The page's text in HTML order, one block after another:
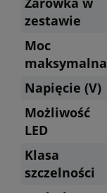
zestawie
Moc
maksymalna
Napięcie (V)
Możliwość
LED
Klasa
szczelności